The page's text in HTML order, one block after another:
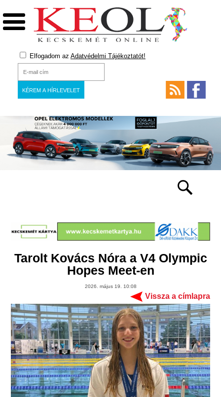
Elfogadom az Adatvédelmi Tájékoztatót!
Tarolt Kovács Nóra a V4 Olympic
Hopes Meet-en
2026. május 19. 10:08
Vissza a címlapra